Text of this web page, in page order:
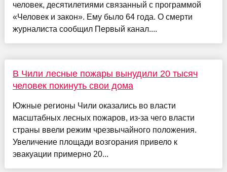
человек, десятилетиями связанный с программой
«Человек и закон». Ему было 64 года. О смерти
журналиста сообщил Первый канал....
В Чили лесные пожары вынудили 20 тысяч
человек покинуть свои дома
Южные регионы Чили оказались во власти
масштабных лесных пожаров, из-за чего власти
страны ввели режим чрезвычайного положения.
Увеличение площади возгорания привело к
эвакуации примерно 20...